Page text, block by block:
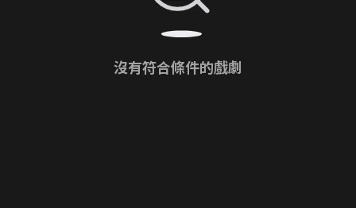
沒有符合條件的戲劇